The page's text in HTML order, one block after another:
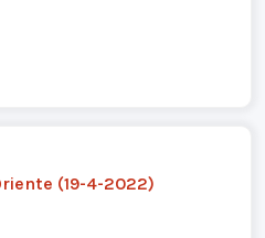
(19-4-2022)